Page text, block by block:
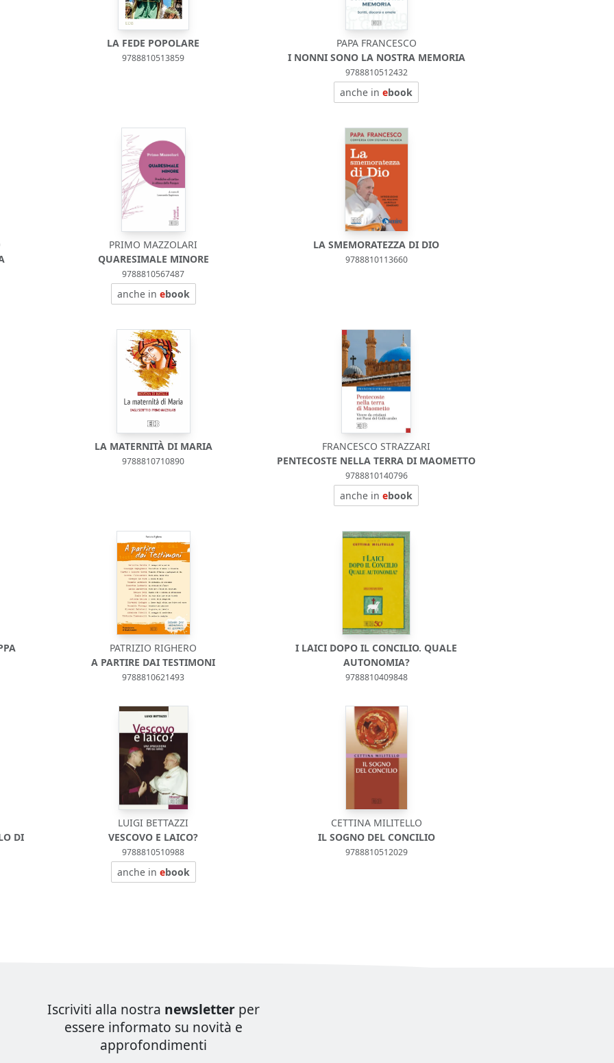
LA FEDE POPOLARE
9788810513859
PAPA FRANCESCO
I NONNI SONO LA NOSTRA MEMORIA
9788810512432
anche inebook
PRIMO MAZZOLARI
QUARESIMALE MINORE
9788810567487
anche in ebook
LA SMEMORATEZZA DI DIO
9788810113660
LA MATERNITÀ DI MARIA
9788810710890
FRANCESCO STRAZZARI
PENTECOSTE NELLA TERRA DI MAOMETTO
9788810140796
anche inebook
PATRIZIO RIGHERO
A PARTIRE DAI TESTIMONI
9788810621493
I LAICI DOPO IL CONCILIO. QUALE
AUTONOMIA?
9788810409848
DI
LUIGI BETTAZZI
VESCOVO E LAICO?
9788810510988
anche in ebook
CETTINA MILITELLO
IL SOGNO DEL CONCILIO
9788810512029
Iscriviti alla nostra newsletter per
essere informato su novità e
approfondimenti